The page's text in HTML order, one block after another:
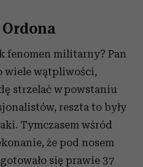
fenomen militarny? Pan
wiele wątpliwości,
strzelać w powstaniu
reszta to były
Tymczasem wśród
że pod nosem
się prawie 37